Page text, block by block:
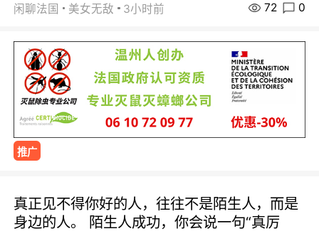
闲聊法国 美女无敌 3小时前 72 0
推广
真正见不得你好的人，往往不是陌生人，而是
身边的人。 陌生人成功，你会说一句“真厉